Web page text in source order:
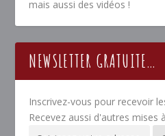
mais aussi des vidéos !
NEWSLETTER GRATUITE…
Inscrivez-vous pour recevoir
Recevez aussi d'autres mises